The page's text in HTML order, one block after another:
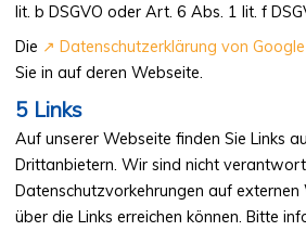
lit. b DSGVO oder Art. 6 Abs. 1 lit. f
Die
Datenschutzerklärung von
Sie in auf deren Webseite.
Links
Auf unserer Webseite finden Sie Links
Drittanbietern. Wir sind nicht
Datenschutzvorkehrungen auf externen
über die Links erreichen können. Bitte